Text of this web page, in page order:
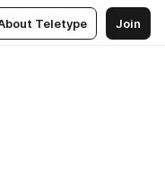
Teletype Join